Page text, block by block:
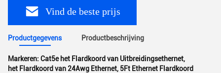
Vind de beste prijs
Productgegevens Productbeschrijving
Markeren: Cat5e het Flardkoord van Uitbreidingsethernet,
het Flardkoord van 24Awg Ethernet, 5Ft Ethernet Flardkoord